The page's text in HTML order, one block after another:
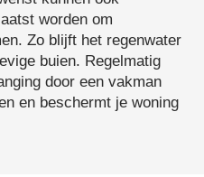
worden om
Zo blijft het regenwater
buien. Regelmatig
door een vakman
en beschermt je woning